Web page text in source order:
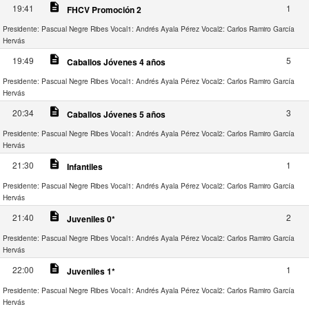
19:41 description FHCV Promoción 2 1
Presidente: Pascual Negre Ribes Vocal1: Andrés Ayala Pérez Vocal2: Carlos Ramiro García
Hervás
19:49 description Caballos Jóvenes 4 años 5
Presidente: Pascual Negre Ribes Vocal1: Andrés Ayala Pérez Vocal2: Carlos Ramiro García
Hervás
20:34 description Caballos Jóvenes 5 años 3
Presidente: Pascual Negre Ribes Vocal1: Andrés Ayala Pérez Vocal2: Carlos Ramiro García
Hervás
21:30 description Infantiles 1
Presidente: Pascual Negre Ribes Vocal1: Andrés Ayala Pérez Vocal2: Carlos Ramiro García
Hervás
21:40 description Juveniles 0* 2
Presidente: Pascual Negre Ribes Vocal1: Andrés Ayala Pérez Vocal2: Carlos Ramiro García
Hervás
22:00 description Juveniles 1* 1
Presidente: Pascual Negre Ribes Vocal1: Andrés Ayala Pérez Vocal2: Carlos Ramiro García
Hervás